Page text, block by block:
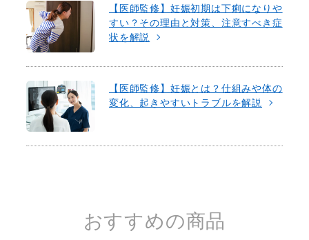
【医師監修】妊娠初期は下痢になりや
すい？その理由と対策、注意すべき症
状を解説
【医師監修】妊娠とは？仕組みや体の
変化、起きやすいトラブルを解説
おすすめの商品